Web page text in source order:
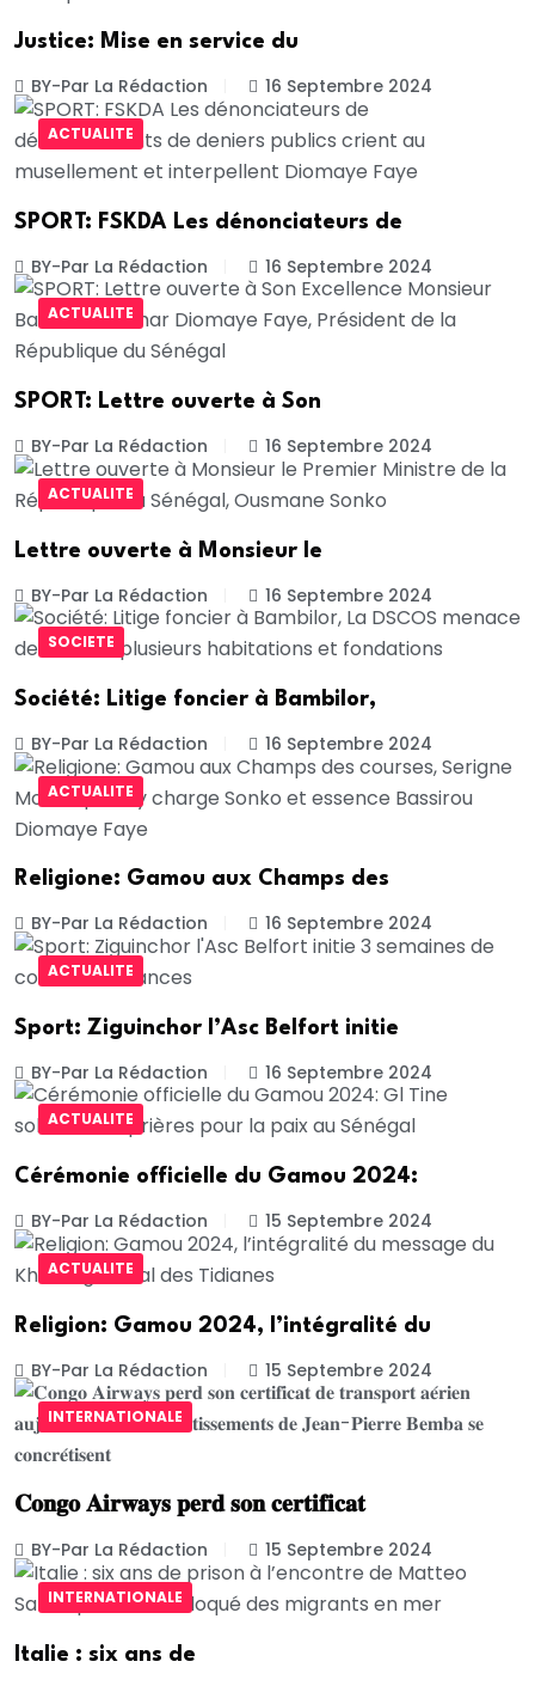
Justice: Mise en service du
BY-Par La Rédaction 16 Septembre 2024
ACTUALITE
SPORT: FSKDA Les dénonciateurs de
BY-Par La Rédaction 16 Septembre 2024
ACTUALITE
SPORT: Lettre ouverte à Son
BY-Par La Rédaction 16 Septembre 2024
ACTUALITE
Lettre ouverte à Monsieur le
BY-Par La Rédaction 16 Septembre 2024
SOCIETE
Société: Litige foncier à Bambilor,
BY-Par La Rédaction 16 Septembre 2024
ACTUALITE
Religione: Gamou aux Champs des
BY-Par La Rédaction 16 Septembre 2024
ACTUALITE
Sport: Ziguinchor l’Asc Belfort initie
BY-Par La Rédaction 16 Septembre 2024
ACTUALITE
Cérémonie officielle du Gamou 2024:
BY-Par La Rédaction 15 Septembre 2024
ACTUALITE
Religion: Gamou 2024, l’intégralité du
BY-Par La Rédaction 15 Septembre 2024
INTERNATIONALE
𝐂𝐨𝐧𝐠𝐨 𝐀𝐢𝐫𝐰𝐚𝐲𝐬 𝐩𝐞𝐫𝐝 𝐬𝐨𝐧 𝐜𝐞𝐫𝐭𝐢𝐟𝐢𝐜𝐚𝐭
BY-Par La Rédaction 15 Septembre 2024
INTERNATIONALE
Italie : six ans de